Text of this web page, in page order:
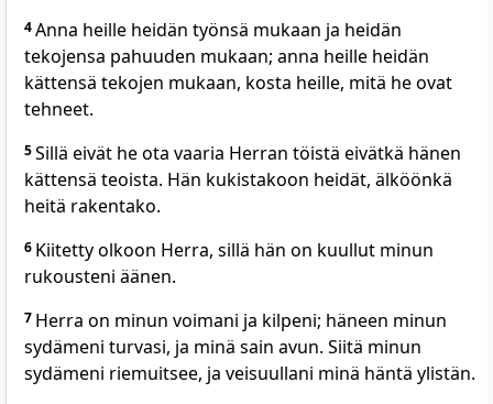
4Anna heille heidän työnsä mukaan ja heidän
tekojensa pahuuden mukaan; anna heille heidän
kättensä tekojen mukaan, kosta heille, mitä he ovat
tehneet.
5Sillä eivät he ota vaaria Herran töistä eivätkä hänen
kättensä teoista. Hän kukistakoon heidät, älköönkä
heitä rakentako.
6 Kiitetty olkoon Herra, sillä hän on kuullut minun
rukousteni äänen.
7 Herra on minun voimani ja kilpeni; häneen minun
sydämeni turvasi, ja minä sain avun. Siitä minun
sydämeni riemuitsee, ja veisuullani minä häntä ylistän.